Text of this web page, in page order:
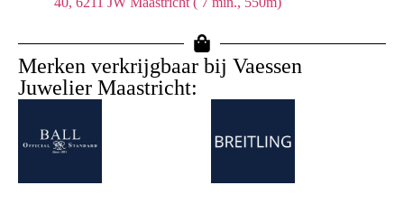
Merken verkrijgbaar bij Vaessen
Juwelier Maastricht: